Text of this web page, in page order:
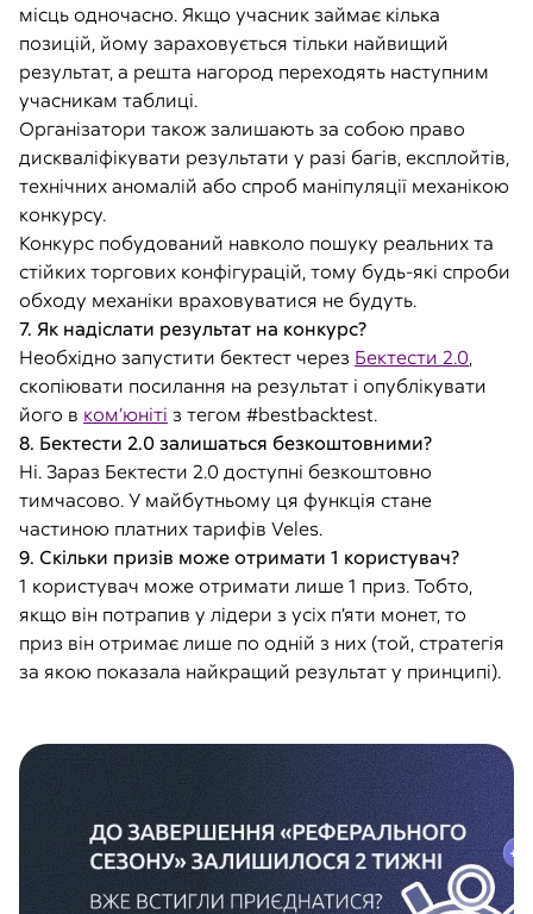
місць одночасно. Якщо учасник займає кілька
позицій, йому зараховується тільки найвищий
результат, а решта нагород переходять наступним
учасникам таблиці.
Організатори також залишають за собою право
дискваліфікувати результати у разі багів, експлойтів,
технічних аномалій або спроб маніпуляції механікою
конкурсу.
Конкурс побудований навколо пошуку реальних та
стійких торгових конфігурацій, тому будь-які спроби
обходу механіки враховуватися не будуть.
7. Як надіслати результат на конкурс?
Необхідно запустити бектест через Бектести 2.0,
скопіювати посилання на результат і опублікувати
його в ком’юніті з тегом #bestbacktest.
8. Бектести 2.0 залишаться безкоштовними?
Ні. Зараз Бектести 2.0 доступні безкоштовно
тимчасово. У майбутньому ця функція стане
частиною платних тарифів Veles.
9. Скільки призів може отримати 1 користувач?
1 користувач може отримати лише 1 приз. Тобто,
якщо він потрапив у лідери з усіх п’яти монет, то
приз він отримає лише по одній з них (той, стратегія
за якою показала найкращий результат у принципі).